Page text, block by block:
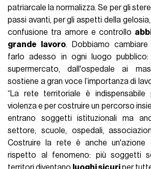
patriarcale la normalizza. Se per gli
passi avanti, per gli aspetti della
confusione tra amore e controllo
grande lavoro. Dobbiamo
farlo adesso in ogni luogo
supermercato, dall'ospedale ai
sostiene a gran voce l’importanza di
“La rete territoriale è
violenza e per costruire un percorso
entrano soggetti istituzionali ma
settore, scuole, ospedali,
Costruire la rete è anche un'azione
rispetto al fenomeno: più soggetti